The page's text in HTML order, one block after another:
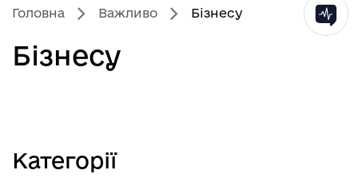
Головна Важливо Бізнесу
Бізнесу
Категорії